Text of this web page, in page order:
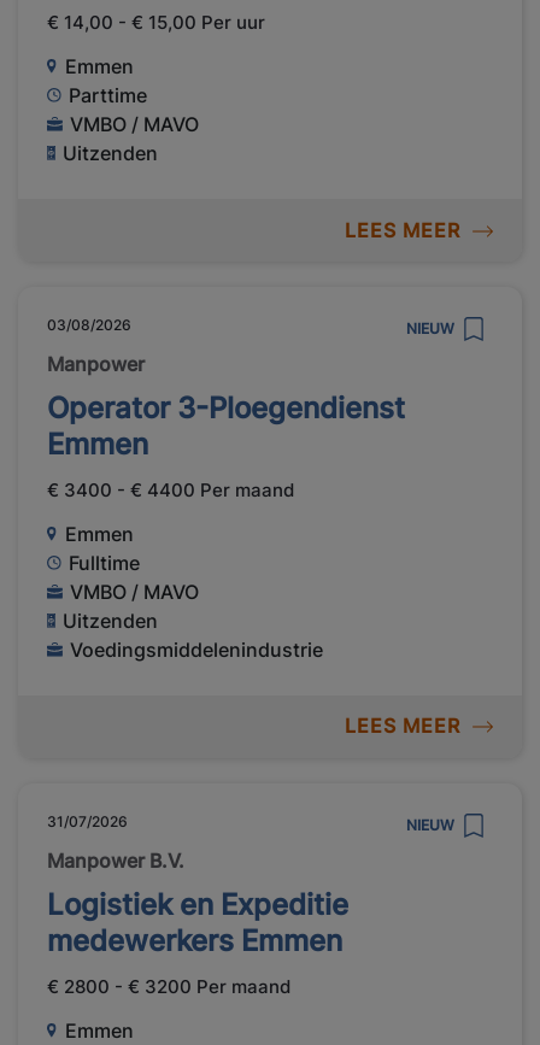
€ 14,00 - € 15,00 Per uur
Emmen
Parttime
VMBO / MAVO
Uitzenden
LEES MEER
03/08/2026 NIEUW
Manpower
Operator 3-Ploegendienst
Emmen
€ 3400 - € 4400 Per maand
Emmen
Fulltime
VMBO / MAVO
Uitzenden
Voedingsmiddelenindustrie
LEES MEER
31/07/2026 NIEUW
Manpower B.V.
Logistiek en Expeditie
medewerkers Emmen
€ 2800 - € 3200 Per maand
Emmen